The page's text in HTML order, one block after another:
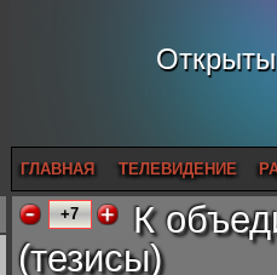
ГЛАВНАЯ ТЕЛЕВИДЕНИЕ
+7
К
(тезисы)